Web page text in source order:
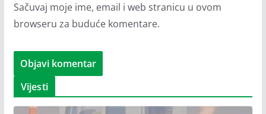
Sačuvaj moje ime, email i web stranicu u ovom
browseru za buduće komentare.
Vijesti